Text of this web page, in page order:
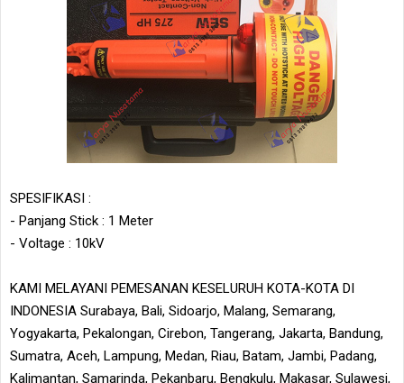
SPESIFIKASI :
- Panjang Stick : 1 Meter
- Voltage : 10kV
KAMI MELAYANI PEMESANAN KESELURUH KOTA-KOTA DI
INDONESIA Surabaya, Bali, Sidoarjo, Malang, Semarang,
Yogyakarta, Pekalongan, Cirebon, Tangerang, Jakarta, Bandung,
Sumatra, Aceh, Lampung, Medan, Riau, Batam, Jambi, Padang,
Kalimantan, Samarinda, Pekanbaru, Bengkulu, Makasar, Sulawesi,